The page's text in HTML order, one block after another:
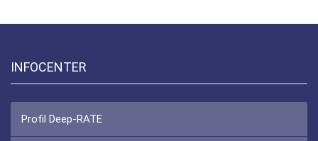
INFOCENTER
Profil Deep-RATE